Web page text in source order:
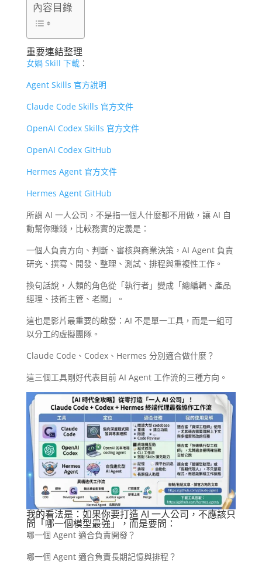
內容目錄
重要連結整理
女媧 Skill 下載：
Agent Skills 官方說明
Claude Code Skills 官方文件
OpenAI Codex Skills 官方文件
OpenAI Codex GitHub
Hermes Agent 官方文件
Hermes Agent GitHub
所謂 AI 一人公司，不是指一個人什麼都不用做，讓 AI 自
動幫你賺錢，比較務實的定義是：
一個人負責方向、判斷、審核與商業決策，AI Agent 負責
研究、撰寫、開發、整理、測試、排程與重複性工作。
換句話說，人類的角色從「執行者」變成「總編輯、產品
經理、技術主管、老闆」。
這也是影片最重要的啟發：AI 不是單一工具，而是一組可
以分工的虛擬團隊。
Claude Code、Codex、Hermes 分別適合做什麼？
這三個工具剛好代表目前 AI Agent 工作流的三種方向。
我的看法是：如果你要打造 AI 一人公司，不應該只
問「哪一個模型最強」，而是要問：
哪一個 Agent 適合負責開發？
哪一個 Agent 適合負責長期記憶與排程？